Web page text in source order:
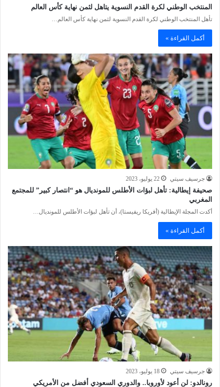
المنتخب الوطني لكرة القدم النسوية يتاهل لثمن نهاية كأس العالم
تأهل المنتخب الوطني لكرة القدم النسوية لثمن نهاية كأس العالم…
أكمل القراءة »
جرسيف سيتي 22 يوليو، 2023
صحيفة إيطالية: تأهل لبؤات الأطلس للمونديال هو “انتصار كبير” للمجتمع
المغربي
أكدت المجلة الإيطالية (أفريكا ريفيستا)، أن تأهل لبؤات الأطلس للمونديال…
أكمل القراءة »
جرسيف سيتي 18 يوليو، 2023
رونالدو: لن أعود لأوروبا.. والدوري السعودي أفضل من الأمريكي